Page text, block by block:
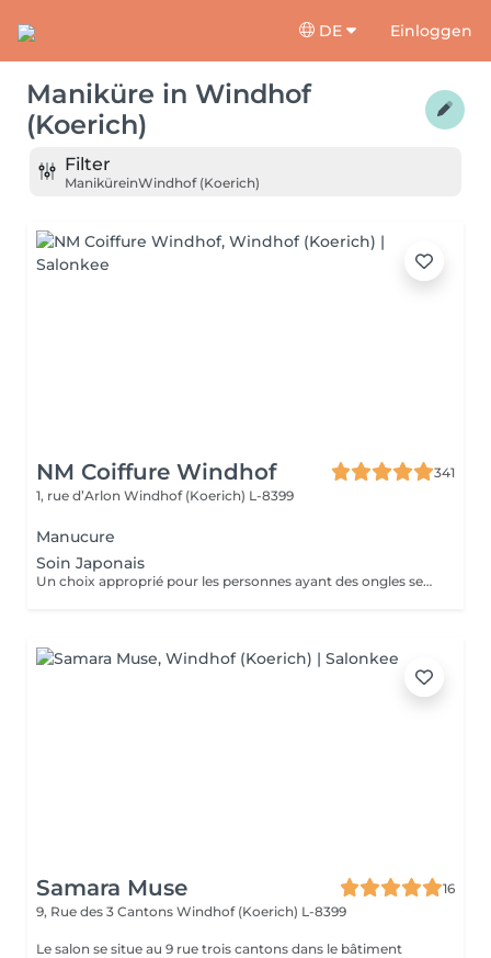
DE Einloggen
Maniküre in Windhof
(Koerich)
Filter
ManiküreinWindhof (Koerich)
NM Coiffure Windhof
341
1, rue d’Arlon Windhof (Koerich) L-8399
Manucure
Soin Japonais
Un choix approprié pour les personnes ayant des ongles secs , cassant ou abimé . Des produits naturel qui permettent de restaurer la brillance , la bonne santé de vos ongles. Soin détox de vos ongles
Samara Muse
16
9, Rue des 3 Cantons Windhof (Koerich) L-8399
Le salon se situe au 9 rue trois cantons dans le bâtiment